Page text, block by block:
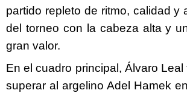
partido repleto de ritmo, calidad
del torneo con la cabeza alta y
gran valor.
En el cuadro principal, Álvaro
superar al argelino Adel Hamek